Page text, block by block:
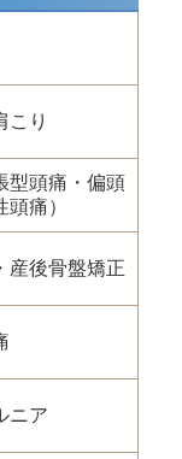
こり
型頭痛・偏頭
痛）
産後骨盤矯正
ニア